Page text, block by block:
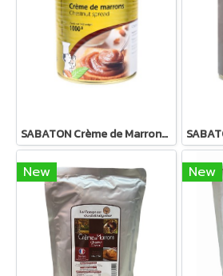
SABATON Crème de Marrons - Chestnut Spread Cream 1kg
New New